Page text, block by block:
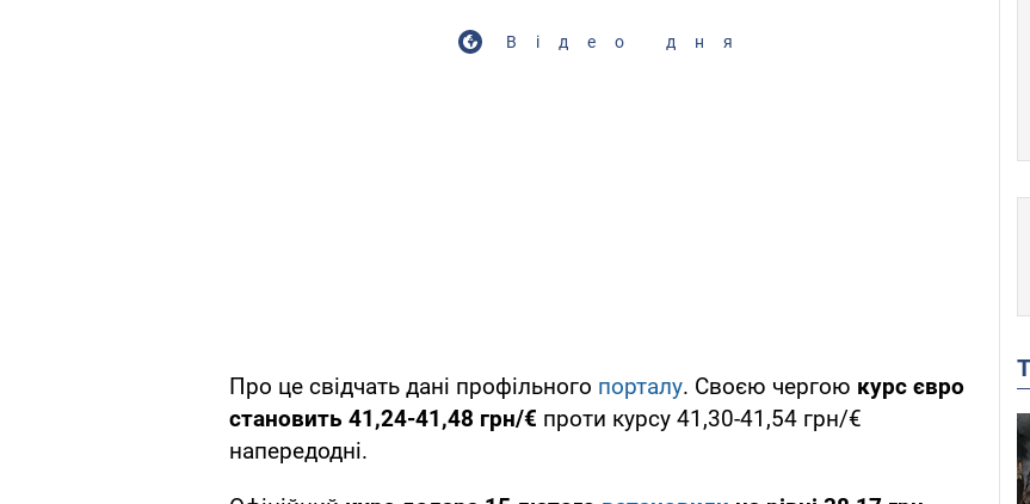
Відео дня
Про це свідчать дані профільного порталу. Своєю чергою курс євро
становить 41,24-41,48 грн/€ проти курсу 41,30-41,54 грн/€
напередодні.